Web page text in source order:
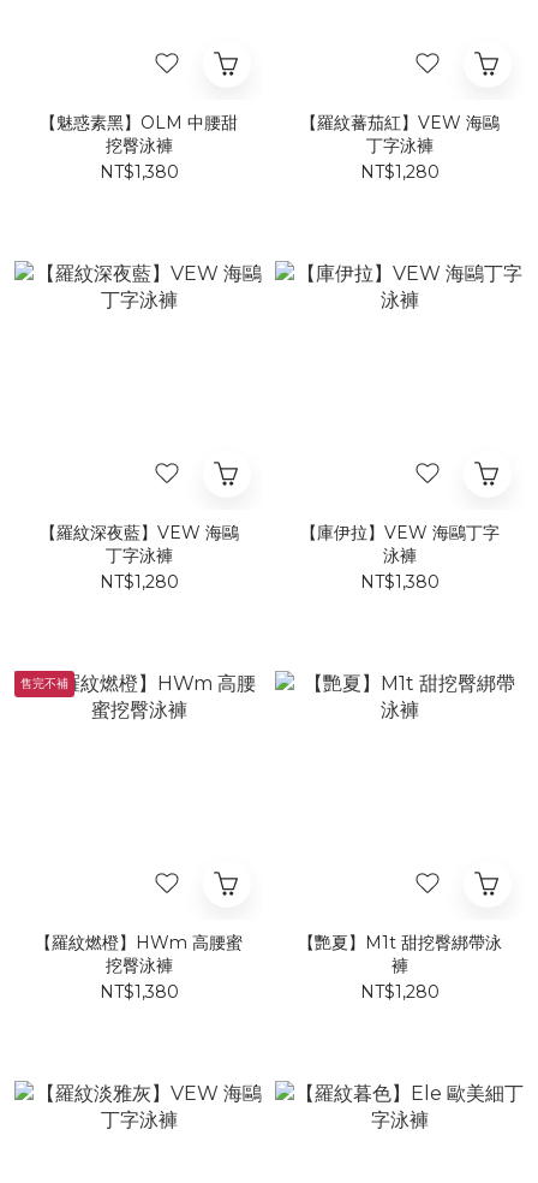
【魅惑素黑】​OLM 中腰甜
挖臀泳褲
NT$1,380
【羅紋蕃茄紅】VEW 海鷗
丁字泳褲
NT$1,280
【羅紋深夜藍】VEW 海鷗
丁字泳褲
NT$1,280
【庫伊拉】VEW 海鷗丁字
泳褲
NT$1,380
售完不補
【羅紋燃橙】HWm 高腰蜜
挖臀泳褲
NT$1,380
【艷夏】M1t 甜挖臀綁帶泳
褲​
NT$1,280